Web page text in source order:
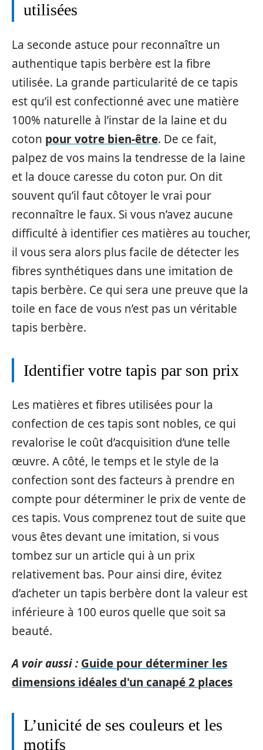
utilisées
La seconde astuce pour reconnaître un
authentique tapis berbère est la fibre
utilisée. La grande particularité de ce tapis
est qu’il est confectionné avec une matière
100% naturelle à l’instar de la laine et du
coton pour votre bien-être. De ce fait,
palpez de vos mains la tendresse de la laine
et la douce caresse du coton pur. On dit
souvent qu’il faut côtoyer le vrai pour
reconnaître le faux. Si vous n’avez aucune
difficulté à identifier ces matières au toucher,
il vous sera alors plus facile de détecter les
fibres synthétiques dans une imitation de
tapis berbère. Ce qui sera une preuve que la
toile en face de vous n’est pas un véritable
tapis berbère.
Identifier votre tapis par son prix
Les matières et fibres utilisées pour la
confection de ces tapis sont nobles, ce qui
revalorise le coût d’acquisition d’une telle
œuvre. A côté, le temps et le style de la
confection sont des facteurs à prendre en
compte pour déterminer le prix de vente de
ces tapis. Vous comprenez tout de suite que
vous êtes devant une imitation, si vous
tombez sur un article qui à un prix
relativement bas. Pour ainsi dire, évitez
d’acheter un tapis berbère dont la valeur est
inférieure à 100 euros quelle que soit sa
beauté.
A voir aussi : Guide pour déterminer les
dimensions idéales d'un canapé 2 places
L’unicité de ses couleurs et les
motifs